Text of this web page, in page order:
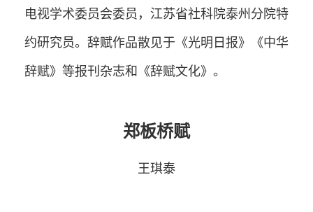
电视学术委员会委员，江苏省社科院泰州分院特
约研究员。辞赋作品散见于《光明日报》《中华
辞赋》等报刊杂志和《辞赋文化》。
郑板桥赋
王琪泰